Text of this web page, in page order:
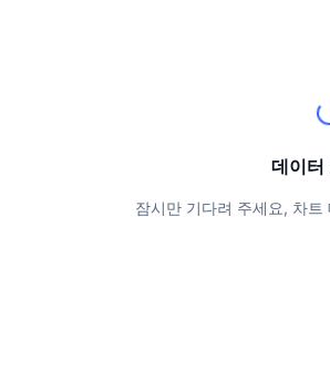
데이터
잠시만 기다려 주세요, 차